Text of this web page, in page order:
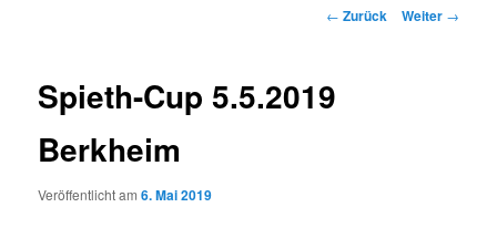
Beitrags-
← Zurück Weiter →
Spieth-Cup 5.5.2019
Berkheim
Veröffentlicht am6. Mai 2019